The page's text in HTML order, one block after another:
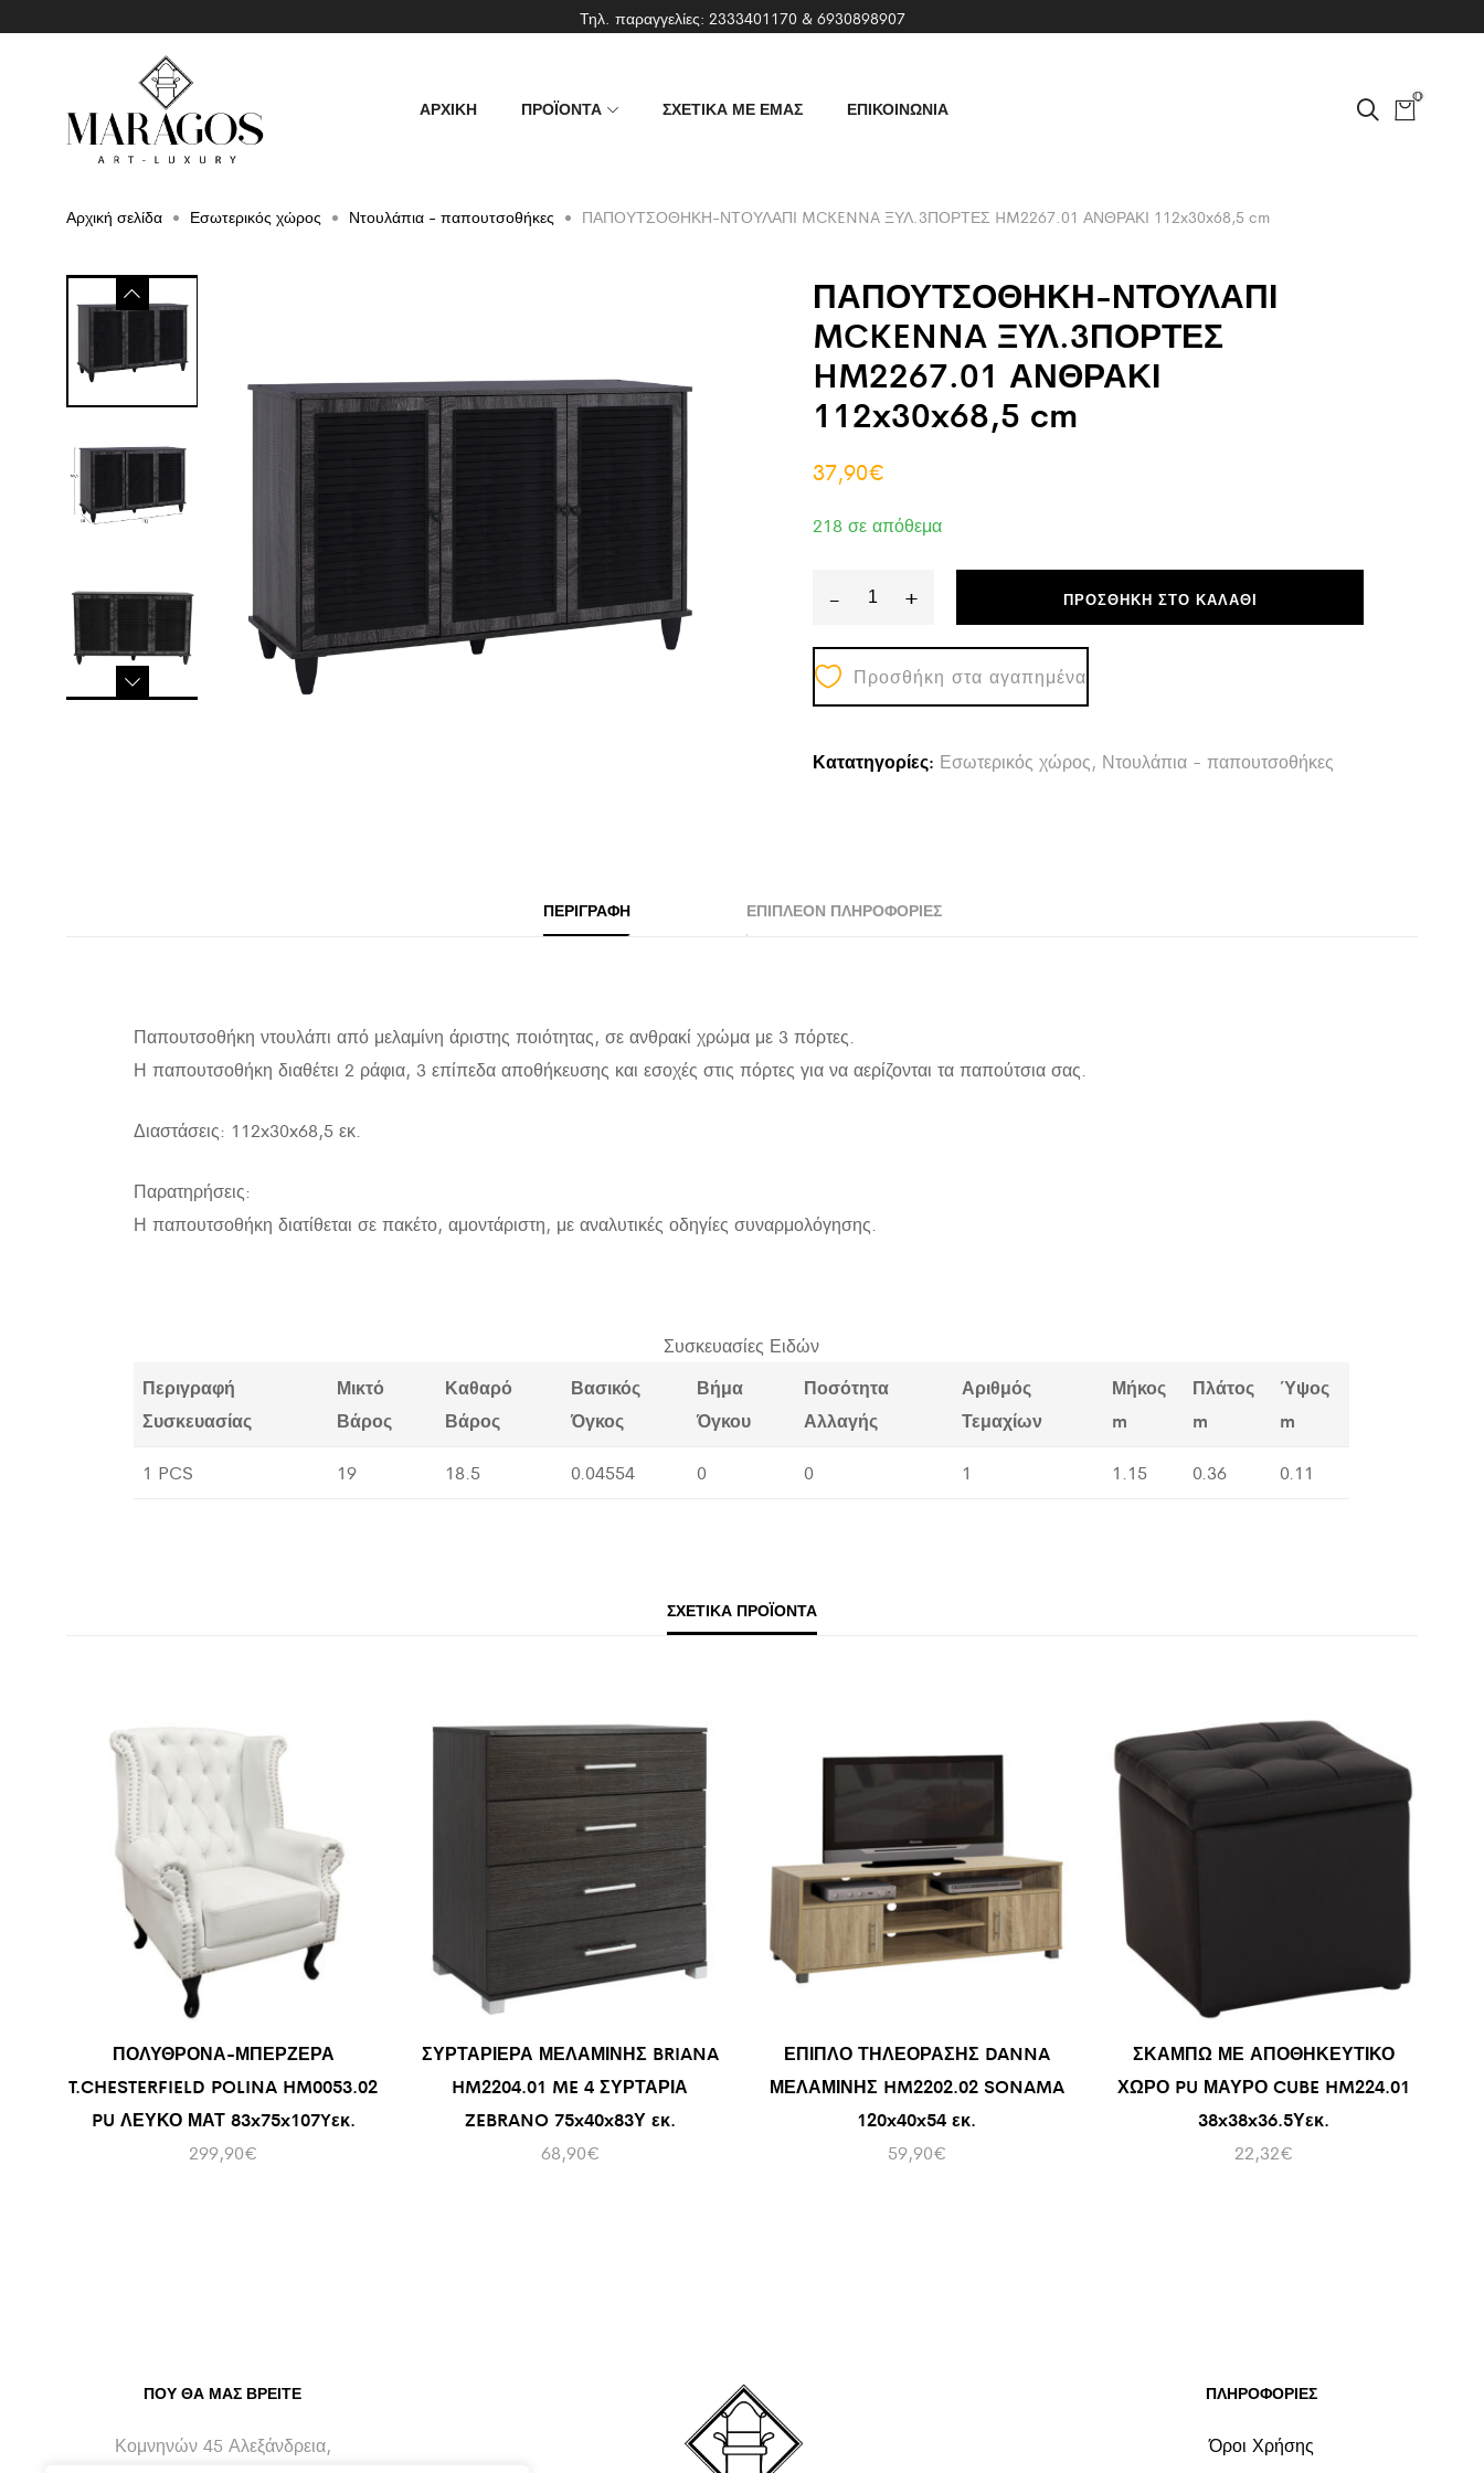
Τηλ. παραγγελίες: 2333401170& 6930898907
ΑΡΧΙΚΗ ΠΡΟΪΟΝΤΑ ΣΧΕΤΙΚΑ ΜΕ ΕΜΑΣ ΕΠΙΚΟΙΝΩΝΙΑ
0
Αρχική σελίδα Εσωτερικός χώρος Ντουλάπια - παπουτσοθήκες ΠΑΠΟΥΤΣΟΘΗΚΗ-ΝΤΟΥΛΑΠΙ MCKENNA ΞΥΛ.3ΠΟΡΤΕΣ HM2267.01 ΑΝΘΡΑΚΙ 112x30x68,5 cm
ΠΑΠΟΥΤΣΟΘΗΚΗ-ΝΤΟΥΛΑΠΙ
MCKENNA ΞΥΛ.3ΠΟΡΤΕΣ
HM2267.01 ΑΝΘΡΑΚΙ
112x30x68,5 cm
37,90€
218 σε απόθεμα
-
ΠΑΠΟΥΤΣΟΘΗΚΗ-
ΝΤΟΥΛΑΠΙ
MCKENNA
ΞΥΛ.3ΠΟΡΤΕΣ
ΑΝΘΡΑΚΙ
+ ΠΡΟΣΘΉΚΗ ΣΤΟ ΚΑΛΆΘΙ
Προσθήκη στα αγαπημένα
Κατατηγορίες: Εσωτερικός χώρος, Ντουλάπια - παπουτσοθήκες
ΠΕΡΙΓΡΑΦΉ ΕΠΙΠΛΈΟΝ ΠΛΗΡΟΦΟΡΊΕΣ
Παπουτσοθήκη ντουλάπι από μελαμίνη άριστης ποιότητας, σε ανθρακί χρώμα με 3 πόρτες.
Η παπουτσοθήκη διαθέτει 2 ράφια, 3 επίπεδα αποθήκευσης και εσοχές στις πόρτες για να αερίζονται τα παπούτσια σας.
Διαστάσεις: 112x30x68,5 εκ.
Παρατηρήσεις:
Η παπουτσοθήκη διατίθεται σε πακέτο, αμοντάριστη, με αναλυτικές οδηγίες συναρμολόγησης.
Συσκευασίες Ειδών
Περιγραφή
Συσκευασίας
Μικτό
Βάρος
Καθαρό
Βάρος
Βασικός
Όγκος
Βήμα
Όγκου
Ποσότητα
Αλλαγής
Αριθμός
Τεμαχίων
Μήκος
m
Πλάτος
m
Ύψος
m
1 PCS 19 18.5 0.04554 0 0 1 1.15 0.36 0.11
ΣΧΕΤΙΚΆ ΠΡΟΪΌΝΤΑ
ΠΟΛΥΘΡΟΝΑ-ΜΠΕΡΖΕΡΑ
T.CHESTERFIELD POLINA HM0053.02
PU ΛΕΥΚΟ ΜΑΤ 83x75x107Yεκ.
299,90€
ΣΥΡΤΑΡΙΕΡΑ ΜΕΛΑΜΙΝΗΣ BRIANA
HM2204.01 ME 4 ΣΥΡΤΑΡΙΑ
ZEBRANO 75x40x83Υ εκ.
68,90€
ΕΠΙΠΛΟ ΤΗΛΕΟΡΑΣΗΣ DANNA
ΜΕΛΑΜΙΝΗΣ HM2202.02 SONAMA
120x40x54 εκ.
59,90€
ΣΚΑΜΠΩ ΜΕ ΑΠΟΘΗΚΕΥΤΙΚΟ
ΧΩΡΟ PU ΜΑΥΡΟ CUBE HM224.01
38x38x36.5Υεκ.
22,32€
ΠΟΥ ΘΑ ΜΑΣ ΒΡΕΊΤΕ
Κομνηνών 45 Αλεξάνδρεια,
ΠΛΗΡΟΦΟΡΙΕΣ
Όροι Χρήσης